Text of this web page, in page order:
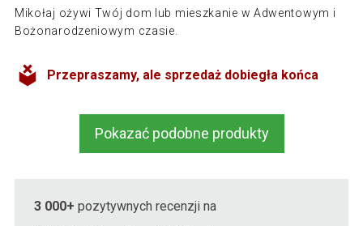
Mikołaj ożywi Twój dom lub mieszkanie w Adwentowym i
Bożonarodzeniowym czasie.
Przepraszamy, ale sprzedaż dobiegła końca
Pokazać podobne produkty
3 000+ pozytywnych recenzji na